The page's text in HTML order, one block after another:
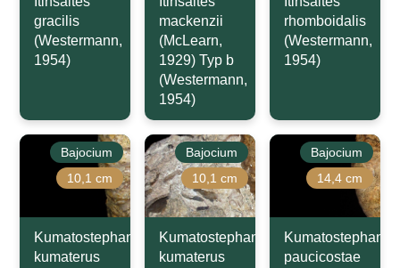
gracilis
(Westermann,
1954)
mackenzii
(McLearn,
1929) Typ b
(Westermann,
1954)
rhomboidalis
(Westermann,
1954)
Bajocium
10,1 cm
Kumatostephanus
kumaterus
Bajocium
10,1 cm
Kumatostephanus
kumaterus
Bajocium
14,4 cm
Kumatostephanus
paucicostae